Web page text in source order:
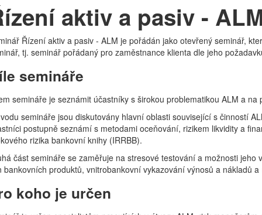
aktiv a pasiv -
Řízení aktiv a pasiv - ALM je pořádán jako otevřený seminář,
tj. seminář pořádaný pro zaměstnance klienta dle jeho
semináře
semináře je seznámit účastníky s širokou problematikou ALM a
semináře jsou diskutovány hlavní oblasti související s činností
postupně seznámí s metodami oceňování, rizikem likvidity a
rizika bankovní knihy (IRRBB).
část semináře se zaměřuje na stresové testování a možnosti
bankovních produktů, vnitrobankovní vykazování výnosů a nákladů
koho je určen